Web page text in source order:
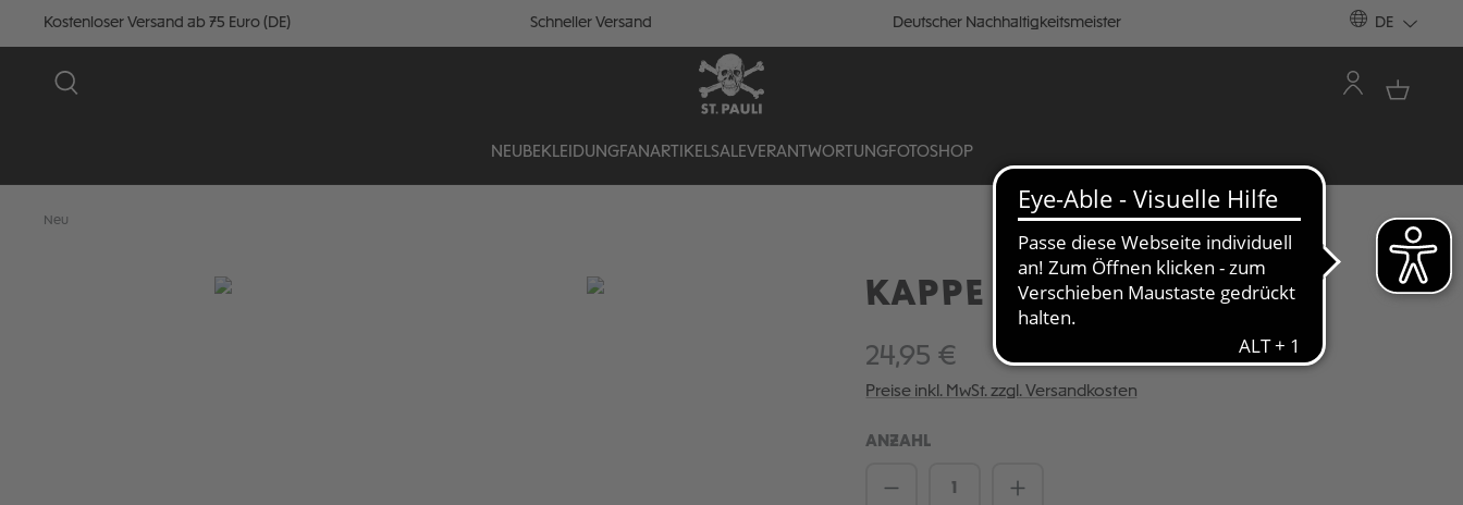
Kostenloser Versand ab 75 Euro (DE) Schneller Versand Deutscher Nachhaltigkeitsmeister DE
NEU BEKLEIDUNGFANARTIKELSALEVERANTWORTUNGFOTOSHOP
Neu
Bildergalerie überspringen KAPPE "COLLEGE CLUB"
24,95 €
Preise inkl. MwSt. zzgl. Versandkosten
ANZAHL
Produkt Anzahl: Gib den gewünschten Wert